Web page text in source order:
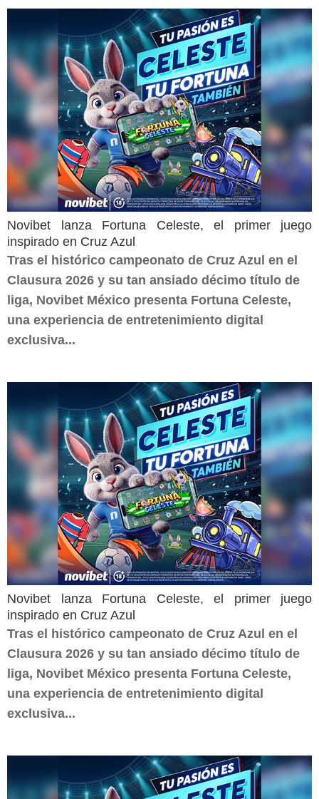
Novibet lanza Fortuna Celeste, el primer juego
inspirado en Cruz Azul
Tras el histórico campeonato de Cruz Azul en el
Clausura 2026 y su tan ansiado décimo título de
liga, Novibet México presenta Fortuna Celeste,
una experiencia de entretenimiento digital
exclusiva...
Novibet lanza Fortuna Celeste, el primer juego
inspirado en Cruz Azul
Tras el histórico campeonato de Cruz Azul en el
Clausura 2026 y su tan ansiado décimo título de
liga, Novibet México presenta Fortuna Celeste,
una experiencia de entretenimiento digital
exclusiva...